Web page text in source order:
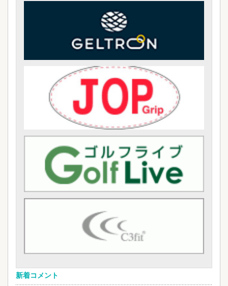
新着コメント